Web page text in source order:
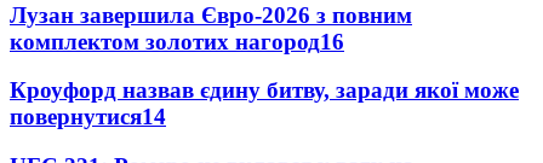
Лузан завершила Євро-2026 з повним
комплектом золотих нагород16
Кроуфорд назвав єдину битву, заради якої може
повернутися14